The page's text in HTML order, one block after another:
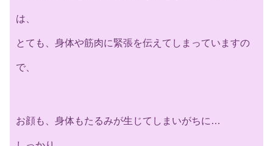
は、
とても、身体や筋肉に緊張を伝えてしまっていますの
で、
お顔も、身体もたるみが生じてしまいがちに…